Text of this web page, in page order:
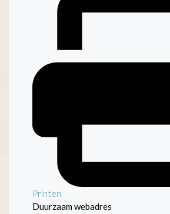
Printen
Duurzaam webadres